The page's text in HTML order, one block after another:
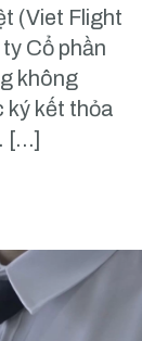
(Viet Flight
Cổ phần
không
ký kết thỏa
[…]